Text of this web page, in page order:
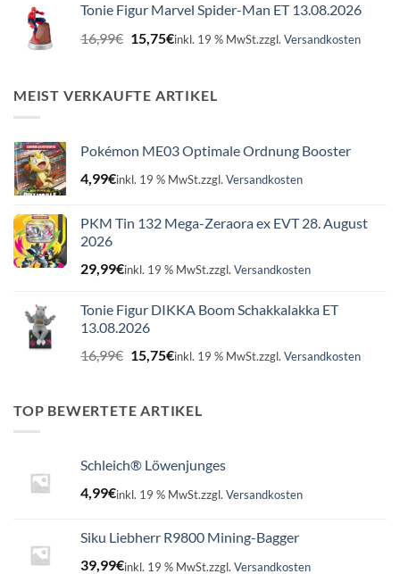
16,99€15,75€.
Tonie Figur Marvel Spider-Man ET 13.08.2026
16,99€ Ursprünglicher
Preis
16,99€
15,75€Aktueller
15,75€.
inkl. 19 % MwSt.zzgl. Versandkosten
MEIST VERKAUFTE ARTIKEL
Pokémon ME03 Optimale Ordnung Booster
4,99€inkl. 19 % MwSt.zzgl. Versandkosten
PKM Tin 132 Mega-Zeraora ex EVT 28. August
2026
29,99€inkl. 19 % MwSt.zzgl. Versandkosten
Tonie Figur DIKKA Boom Schakkalakka ET
13.08.2026
16,99€ Ursprünglicher
Preis
16,99€
15,75€Aktueller
15,75€.
inkl. 19 % MwSt.zzgl. Versandkosten
TOP BEWERTETE ARTIKEL
Schleich® Löwenjunges
4,99€inkl. 19 % MwSt.zzgl. Versandkosten
Siku Liebherr R9800 Mining-Bagger
39,99€inkl. 19 % MwSt.zzgl. Versandkosten